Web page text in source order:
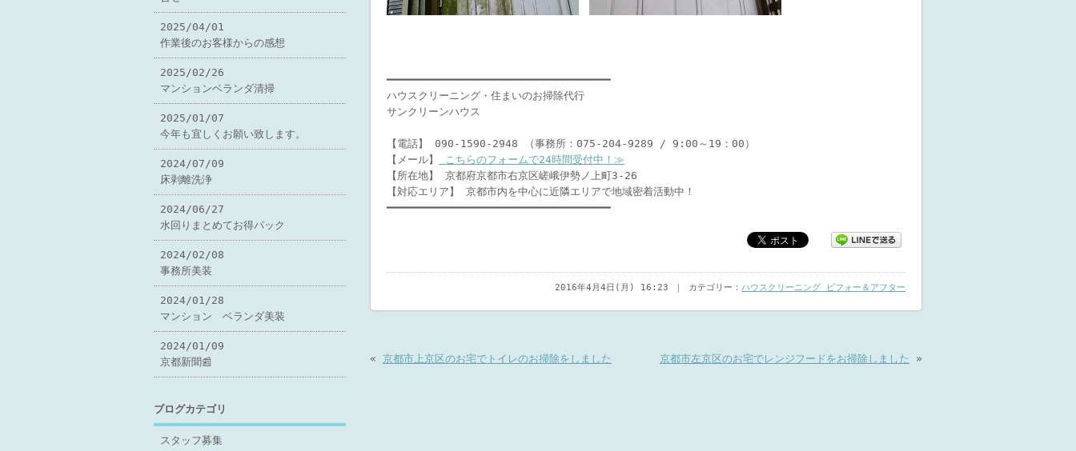
━━━━━━━━━━━━━━━━━━━━━━━━━━━━━━━━━━━
ハウスクリーニング・住まいのお掃除代行
サンクリーンハウス
【電話】 090-1590-2948 （事務所：075-204-9289 / 9:00～19：00）
【メール】
こちらのフォームで24時間受付中！≫
【所在地】 京都府京都市右京区嵯峨伊勢ノ上町3-26
【対応エリア】 京都市内を中心に近隣エリアで地域密着活動中！
━━━━━━━━━━━━━━━━━━━━━━━━━━━━━━━━━━━
2016年4月4日(月) 16:23 ｜ カテゴリー： ハウスクリーニング ビフォー＆アフター
« 京都市上京区のお宅でトイレのお掃除をしました 京都市左京区のお宅でレンジフードをお掃除しました »
2025/04/01
作業後のお客様からの感想
2025/02/26
マンションベランダ清掃
2025/01/07
今年も宜しくお願い致します。
2024/07/09
床剥離洗浄
2024/06/27
水回りまとめてお得パック
2024/02/08
事務所美装
2024/01/28
マンション ベランダ美装
2024/01/09
京都新聞📰
ブログカテゴリ
スタッフ募集